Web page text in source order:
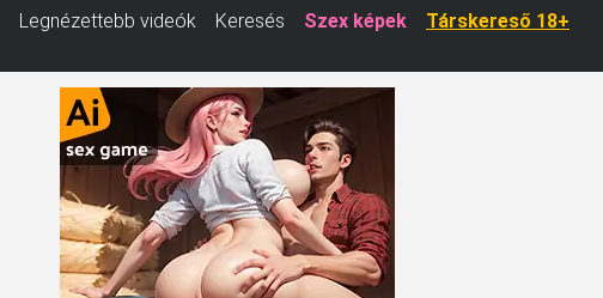
Legnézettebb videók Keresés Szex képek Társkereső 18+